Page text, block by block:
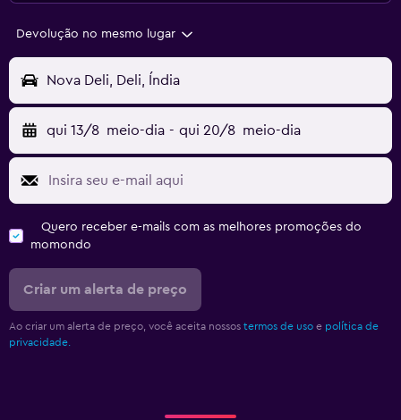
Devolução no mesmo lugar
Nova Deli, Deli, Índia
qui 13/8 meio-dia - qui 20/8 meio-dia
Quero receber e-mails com as melhores promoções do
momondo
Criar um alerta de preço
Ao criar um alerta de preço, você aceita nossos termos de uso e política de
privacidade.